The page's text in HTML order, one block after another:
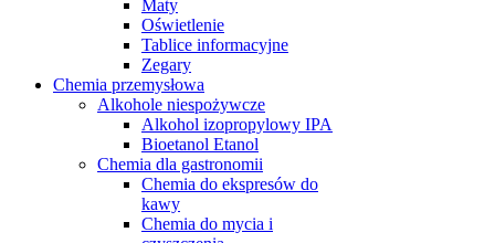
Maty
Oświetlenie
Tablice informacyjne
Zegary
Chemia przemysłowa
Alkohole niespożywcze
Alkohol izopropylowy IPA
Bioetanol Etanol
Chemia dla gastronomii
Chemia do ekspresów do
kawy
Chemia do mycia i